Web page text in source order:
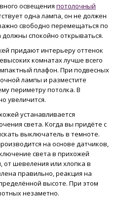
освещения потолочный
одна лампа, он не должен
свободно перемещаться по
спокойно открываться.
придают интерьеру оттенок
комнатах лучше всего
плафон. При подвесных
лампы и разместите
периметру потолка. В
увеличится.
устанавливается
света. Когда вы придёте с
выключатель в темноте.
на основе датчиков,
света в прихожей
от шевеления или хлопка в
правильно, реакция на
высоте. При этом
незаметно.